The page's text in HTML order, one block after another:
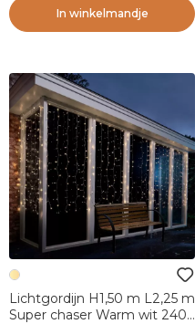
In winkelmandje
Lichtgordijn H1,50 m L2,25 m
Super chaser Warm wit 240